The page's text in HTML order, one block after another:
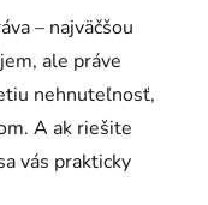
– najväčšou
ale práve
nehnuteľnosť,
A ak riešite
vás prakticky